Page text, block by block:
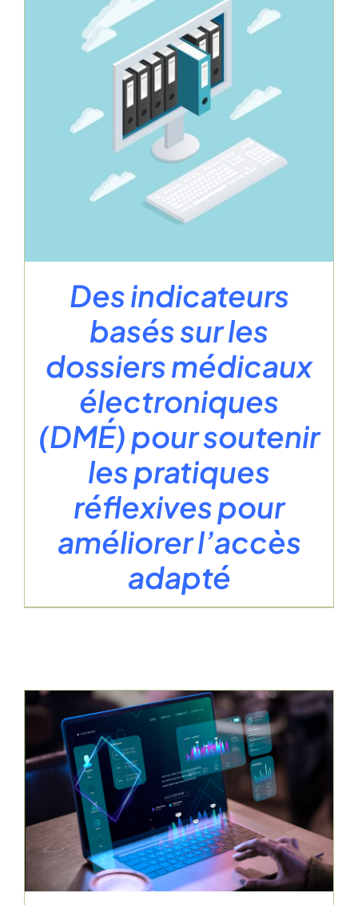
Des indicateurs
basés sur les
dossiers médicaux
électroniques
(DMÉ) pour soutenir
les pratiques
réflexives pour
améliorer l’accès
adapté